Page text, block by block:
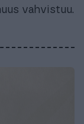
vahvistuu.